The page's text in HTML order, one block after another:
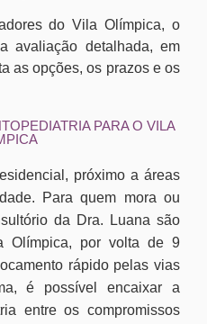
do Vila Olímpica, o
avaliação detalhada, em
as opções, os prazos e os
PARA O VILA
próximo a áreas
Para quem mora ou
da Dra. Luana são
Olímpica, por volta de 9
rápido pelas vias
é possível encaixar a
entre os compromissos